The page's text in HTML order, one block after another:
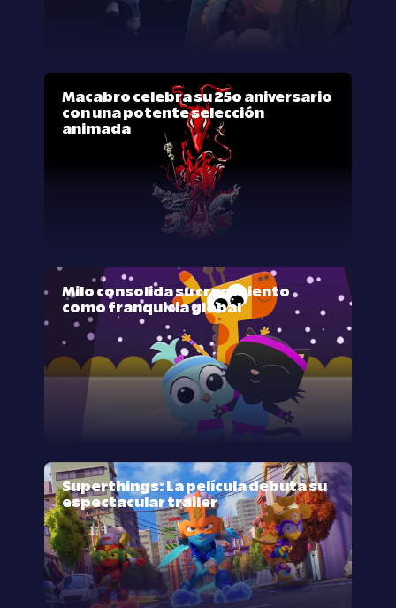
Macabro celebra su 25º aniversario
con una potente selección
animada
Milo consolida su crecimiento
como franquicia global
Superthings: La película debuta su
espectacular trailer